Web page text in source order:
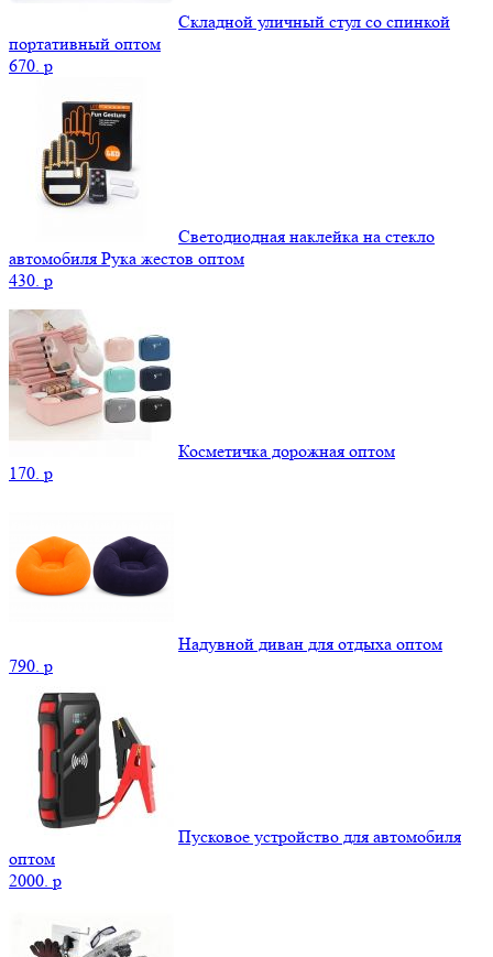
Складной уличный стул со спинкой
портативный оптом
670. p
Светодиодная наклейка на стекло
автомобиля Рука жестов оптом
430. p
Косметичка дорожная оптом
170. p
Надувной диван для отдыха оптом
790. p
Пусковое устройство для автомобиля
оптом
2000. p